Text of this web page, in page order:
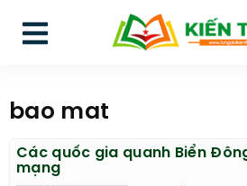
bao mat
Các quốc gia quanh Biển
mạng